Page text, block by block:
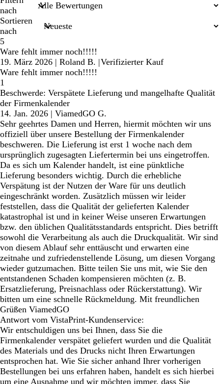
nach
Sortieren
nach
5
Ware fehlt immer noch!!!!!
19. März 2026 | Roland B. |Verifizierter Kauf
Ware fehlt immer noch!!!!!
1
Beschwerde: Verspätete Lieferung und mangelhafte Qualität
der Firmenkalender
14. Jan. 2026 | ViamedGO G.
Sehr geehrtes Damen und Herren, hiermit möchten wir uns
offiziell über unsere Bestellung der Firmenkalender
beschweren. Die Lieferung ist erst 1 woche nach dem
ursprünglich zugesagten Liefertermin bei uns eingetroffen.
Da es sich um Kalender handelt, ist eine pünktliche
Lieferung besonders wichtig. Durch die erhebliche
Verspätung ist der Nutzen der Ware für uns deutlich
eingeschränkt worden. Zusätzlich müssen wir leider
feststellen, dass die Qualität der gelieferten Kalender
katastrophal ist und in keiner Weise unseren Erwartungen
bzw. den üblichen Qualitätsstandards entspricht. Dies betrifft
sowohl die Verarbeitung als auch die Druckqualität. Wir sind
von diesem Ablauf sehr enttäuscht und erwarten eine
zeitnahe und zufriedenstellende Lösung, um diesen Vorgang
wieder gutzumachen. Bitte teilen Sie uns mit, wie Sie den
entstandenen Schaden kompensieren möchten (z. B.
Ersatzlieferung, Preisnachlass oder Rückerstattung). Wir
bitten um eine schnelle Rückmeldung. Mit freundlichen
Grüßen ViamedGO
Antwort vom VistaPrint-Kundenservice:
Wir entschuldigen uns bei Ihnen, dass Sie die
Firmenkalender verspätet geliefert wurden und die Qualität
des Materials und des Drucks nicht Ihren Erwartungen
entsprochen hat. Wie Sie sicher anhand Ihrer vorherigen
Bestellungen bei uns erfahren haben, handelt es sich hierbei
um eine Ausnahme und wir möchten immer, dass Sie